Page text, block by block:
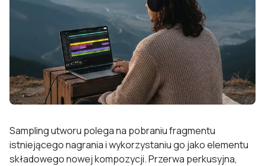
Sampling utworu polega na pobraniu fragmentu
istniejącego nagrania i wykorzystaniu go jako elementu
składowego nowej kompozycji. Przerwa perkusyjna,